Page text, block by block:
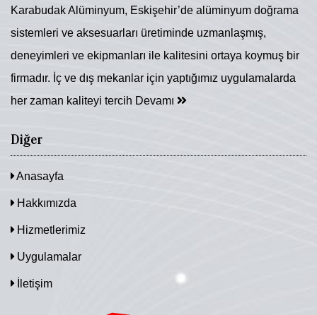
Karabudak Alüminyum, Eskişehir’de alüminyum doğrama
sistemleri ve aksesuarları üretiminde uzmanlaşmış,
deneyimleri ve ekipmanları ile kalitesini ortaya koymuş bir
firmadır. İç ve dış mekanlar için yaptığımız uygulamalarda
her zaman kaliteyi tercih Devamı
Diğer
Anasayfa
Hakkımızda
Hizmetlerimiz
Uygulamalar
İletişim